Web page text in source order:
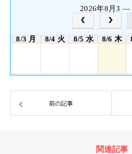
2026年8月3 —
8/3 月 8/4 火 8/5 水 8/6 木
前の記事
関連記事